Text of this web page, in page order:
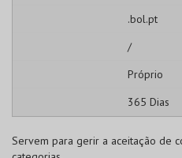
.bol.pt
/
Próprio
365 Dias
Servem para gerir a aceitação de